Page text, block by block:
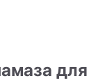
для